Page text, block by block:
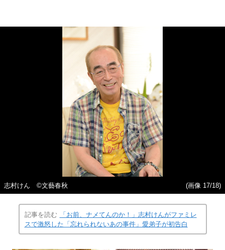
志村けん ©︎文藝春秋 (画像 17/18)
記事を読む
「お前、ナメてんのか！」志村けんがファミレ
スで激怒した「忘れられないあの事件」愛弟子が初告白